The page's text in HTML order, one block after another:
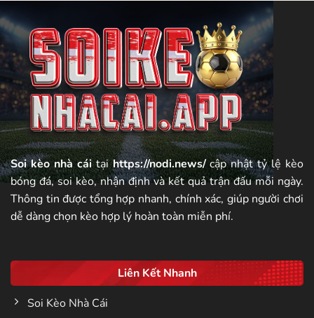
Soi kèo nhà cáitạihttps://nodi.news/cập nhật tỷ lệ kèo
bóng đá, soi kèo, nhận định và kết quả trận đấu mỗi ngày.
Thông tin được tổng hợp nhanh, chính xác, giúp người chơi
dễ dàng chọn kèo hợp lý hoàn toàn miễn phí.
Liên Kết Nhanh
Soi Kèo Nhà Cái